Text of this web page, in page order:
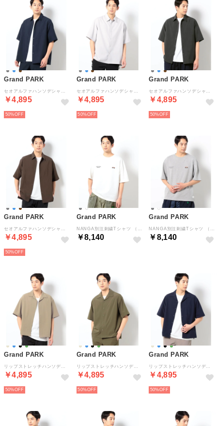
Grand PARK
￥4,895
50%
Grand PARK
￥4,895
50%
Grand PARK
￥4,895
50%
Grand PARK
￥4,895
50%
Grand PARK
￥8,140
Grand PARK
￥8,140
Grand PARK
￥4,895
50%
Grand PARK
￥4,895
50%
Grand PARK
￥4,895
50%